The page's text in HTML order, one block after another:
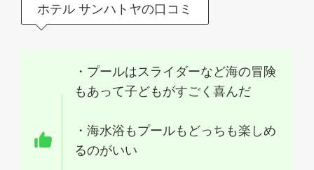
ホテル サンハトヤの口コミ
・プールはスライダーなど海の冒険
もあって子どもがすごく喜んだ
・海水浴もプールもどっちも楽しめ
るのがいい